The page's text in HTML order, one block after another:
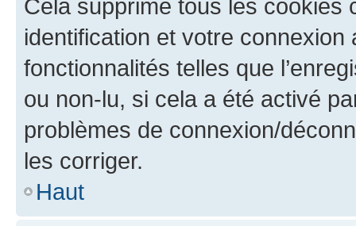
Cela supprime tous les cookies
identification et votre
fonctionnalités telles que
ou non-lu, si cela a été activé
problèmes de connexion/
les corriger.
Haut